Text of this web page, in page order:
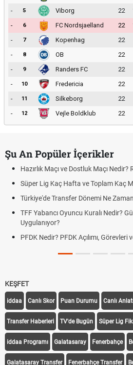
-
5 Viborg 22
-
6 FC Nordsjaelland 22
-
7 Kopenhag 22
-
8 OB 22
-
9 Randers FC 22
-
10 Fredericia 22
-
11 Silkeborg 22
-
12 Vejle Boldklub 22
Şu An Popüler İçerikler
Hazırlık Maçı ve Dostluk Maçı
Süper Lig Kaç Hafta ve Toplam Kaç
Türkiye'de Transfer Dönemi Ne
TFF Yabancı Oyuncu Kuralı Nedir?
Uygulanıyor?
PFDK Nedir? PFDK Açılımı, Görevleri
KEŞFET
iddaa Canlı Skor Puan Durumu Canlı
Transfer Haberleri TV'de Bugün Süper Lig
iddaa Programı Galatasaray Fenerbahçe
Galatasaray Transfer Fenerbahçe Transfer